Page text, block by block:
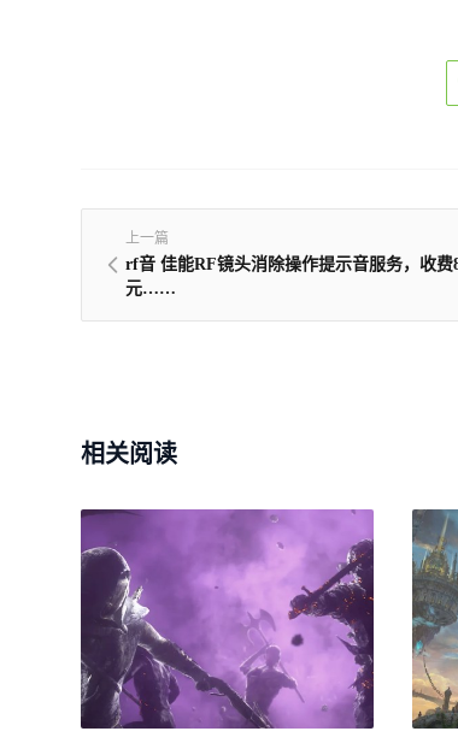
上一篇
rf音 佳能RF镜头消除操作提示音服务，收费
元……
相关阅读